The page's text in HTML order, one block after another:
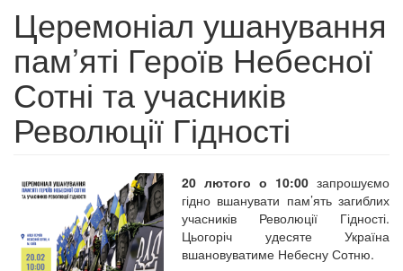
Церемоніал ушанування
пам’яті Героїв Небесної
Сотні та учасників
Революції Гідності
20 лютого о 10:00 запрошуємо
гідно вшанувати пам’ять загиблих
учасників Революції Гідності.
Цьогоріч удесяте Україна
вшановуватиме Небесну Сотню.